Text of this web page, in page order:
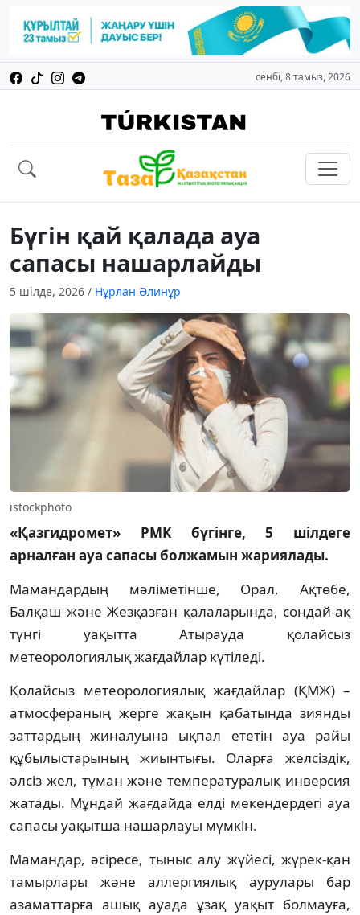
сенбі, 8 тамыз, 2026
Бүгін қай қалада ауа
сапасы нашарлайды
5 шілде, 2026 / Нұрлан Әлинұр
istockphoto
«Қазгидромет» РМК бүгінге, 5 шілдеге
арналған ауа сапасы болжамын жариялады.
Мамандардың мәліметінше, Орал, Ақтөбе,
Балқаш және Жезқазған қалаларында, сондай-ақ
түнгі уақытта Атырауда қолайсыз
метеорологиялық жағдайлар күтіледі.
Қолайсыз метеорологиялық жағдайлар (ҚМЖ) –
атмосфераның жерге жақын қабатында зиянды
заттардың жиналуына ықпал ететін ауа райы
құбылыстарының жиынтығы. Оларға желсіздік,
әлсіз жел, тұман және температуралық инверсия
жатады. Мұндай жағдайда елді мекендердегі ауа
сапасы уақытша нашарлауы мүмкін.
Мамандар, әсіресе, тыныс алу жүйесі, жүрек-қан
тамырлары және аллергиялық аурулары бар
азаматтарға ашық ауада ұзақ уақыт болмауға,